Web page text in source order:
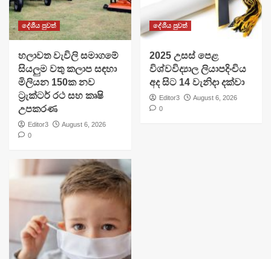
දේශීය පුවත්
හලාවත වැවිලි සමාගමේ
සියලුම වතු කලාප සඳහා
මිලියන 150ක නව
ට්‍රැක්ටර් රථ සහ කෘෂි
උපකරණ
Editor3
August 6, 2026
0
දේශීය පුවත්
​2025 උසස් පෙළ
විශ්වවිද්‍යාල ලියාපදිංචිය
අද සිට 14 වැනිදා දක්වා
Editor3
August 6, 2026
0